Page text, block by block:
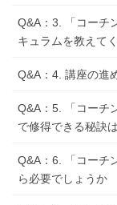
Q&A：3. 「コーチ
キュラムを教えて
Q&A：4. 講座の進
Q&A：5. 「コーチ
で修得できる秘訣
Q&A：6. 「コーチ
ら必要でしょうか